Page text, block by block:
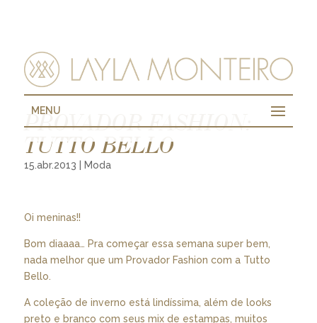
MENU
PROVADOR FASHION:
TUTTO BELLO
15.abr.2013 Moda
Oi meninas!!
Bom diaaaa… Pra começar essa semana super bem,
nada melhor que um Provador Fashion com a Tutto
Bello.
A coleção de inverno está lindíssima, além de looks
preto e branco com seus mix de estampas, muitos